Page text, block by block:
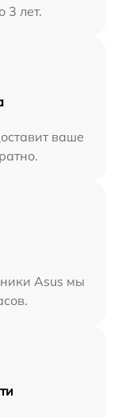
3 лет.
ваше
Asus мы